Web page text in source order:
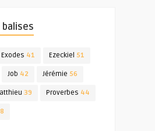
Exodes 41 Ezeckiel 51
Job 42 Jérémie 56
39 Proverbes 44